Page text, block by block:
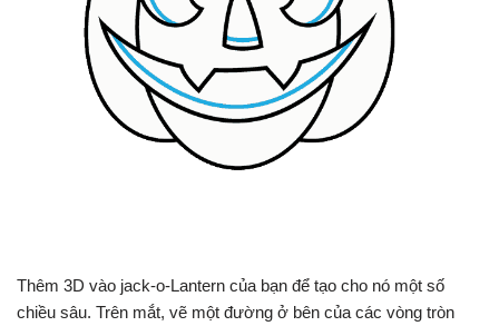
Thêm 3D vào jack-o-Lantern của bạn để tạo cho nó một số
chiều sâu. Trên mắt, vẽ một đường ở bên của các vòng tròn